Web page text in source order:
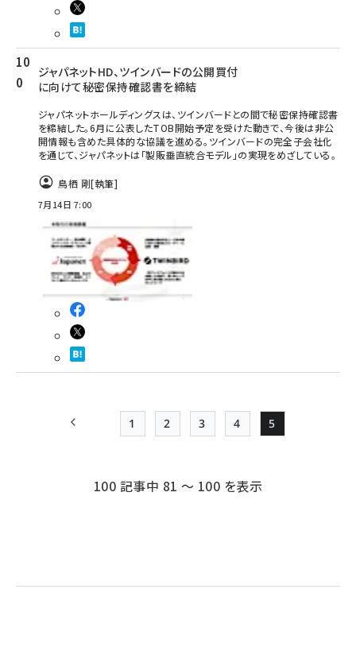
ジャパネットHD、ツインバードの公開買付
に向けて秘密保持確認書を締結
ジャパネットホールディングスは、ツインバードとの間で秘密保持確認書
を締結した。6月に公表したTOB開始予定を受けた動きで、今後は非公
開情報も含めた具体的な協議を進める。ツインバードの完全子会社化
を通じて、ジャパネットは「製販垂直統合モデル」の実現をめざしている。
鳥栖 剛[執筆]
7月14日 7:00
ジ
前ページ Page
1
Page
2
Page
3
Page
4
Page
5
100 記事中 81 ～ 100 を表示